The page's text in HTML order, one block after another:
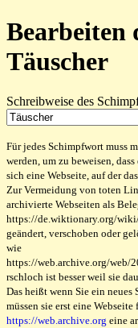
Täuscher
Schreibweise des
Für jedes Schimpfwort muss
werden, um zu beweisen,
sich eine Webseite, auf der
Zur Vermeidung von toten
archivierte Webseiten als
https://de.wiktionary.org/
geändert, verschoben oder
wie
https://web.archive.org/web/
rschloch ist besser weil sie
Das heißt wenn Sie ein
müssen sie erst eine
https://web.archive.org eine